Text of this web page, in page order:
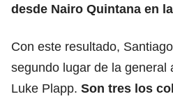
desde Nairo Quintana en
Con este resultado,
segundo lugar de la general
Luke Plapp. Son tres los